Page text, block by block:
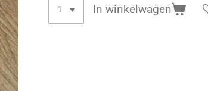
In winkelwagen